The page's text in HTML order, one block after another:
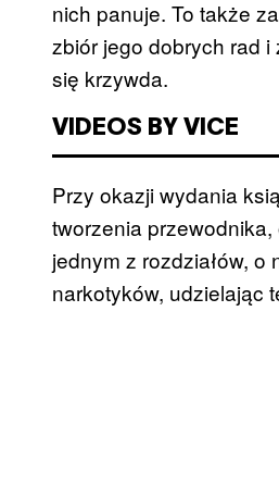
nich panuje. To także
zbiór jego dobrych rad i
się krzywda.
VIDEOS BY VICE
Przy okazji wydania
tworzenia
jednym z rozdziałów,
narkotyków, udzielając